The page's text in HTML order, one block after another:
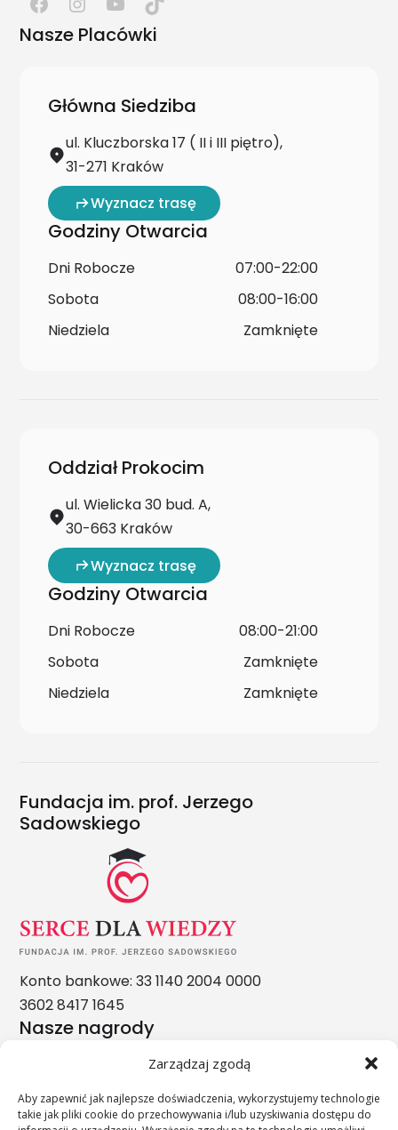
Zarządzaj zgodą
Aby zapewnić jak najlepsze doświadczenia, wykorzystujemy technologie
takie jak pliki cookie do przechowywania i/lub uzyskiwania dostępu do
Nasze Placówki
Główna Siedziba
ul. Kluczborska 17 ( II i III piętro),
31-271 Kraków
Wyznacz trasę
Godziny Otwarcia
Dni Robocze
07:00-22:00
Sobota
08:00-16:00
Niedziela
Zamknięte
Oddział Prokocim
ul. Wielicka 30 bud. A,
30-663 Kraków
Wyznacz trasę
Godziny Otwarcia
Dni Robocze
08:00-21:00
Sobota
Zamknięte
Niedziela
Zamknięte
Fundacja im. prof. Jerzego
Sadowskiego
Konto bankowe: 33 1140 2004 0000
3602 8417 1645
Nasze nagrody